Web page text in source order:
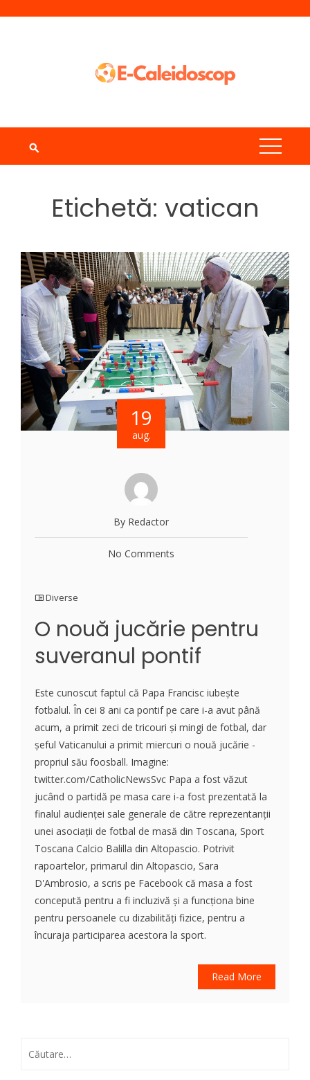
Etichetă: vatican
19
aug.
By Redactor
No Comments
Diverse
O nouă jucărie pentru
suveranul pontif
Este cunoscut faptul că Papa Francisc iubește
fotbalul. În cei 8 ani ca pontif pe care i-a avut până
acum, a primit zeci de tricouri și mingi de fotbal, dar
șeful Vaticanului a primit miercuri o nouă jucărie -
propriul său foosball. Imagine:
twitter.com/CatholicNewsSvc Papa a fost văzut
jucând o partidă pe masa care i-a fost prezentată la
finalul audienței sale generale de către reprezentanții
unei asociații de fotbal de masă din Toscana, Sport
Toscana Calcio Balilla din Altopascio. Potrivit
rapoartelor, primarul din Altopascio, Sara
D'Ambrosio, a scris pe Facebook că masa a fost
concepută pentru a fi incluzivă și a funcționa bine
pentru persoanele cu dizabilități fizice, pentru a
încuraja participarea acestora la sport.
Read More